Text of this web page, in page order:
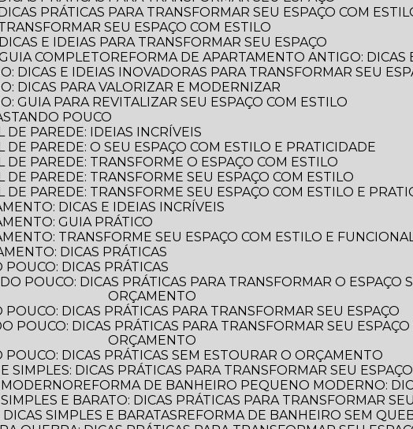
PRÁTICAS PARA TRANSFORMAR SEU ESPAÇO COM
SEU ESPAÇO COM ESTILO
E IDEIAS PARA TRANSFORMAR SEU ESPAÇO
COMPLETO
REFORMA DE APARTAMENTO ANTIGO: DICAS
DICAS E IDEIAS INOVADORAS PARA TRANSFORMAR SEU
DICAS PARA VALORIZAR E MODERNIZAR
GUIA PARA REVITALIZAR SEU ESPAÇO COM ESTILO
POUCO
DE PAREDE: IDEIAS INCRÍVEIS
DE PAREDE: O SEU ESPAÇO COM ESTILO E PRATICIDADE
DE PAREDE: TRANSFORME O ESPAÇO COM ESTILO
DE PAREDE: TRANSFORME SEU ESPAÇO COM ESTILO
DE PAREDE: TRANSFORME SEU ESPAÇO COM ESTILO E
DICAS E IDEIAS INCRÍVEIS
GUIA PRÁTICO
TRANSFORME SEU ESPAÇO COM ESTILO E
DICAS PRÁTICAS
POUCO: DICAS PRÁTICAS
ORÇAMENTO
DICAS PRÁTICAS PARA TRANSFORMAR SEU ESPAÇO
ORÇAMENTO
POUCO: DICAS PRÁTICAS SEM ESTOURAR O ORÇAMENTO
SIMPLES: DICAS PRÁTICAS PARA TRANSFORMAR SEU ESPAÇO
MODERNO
REFORMA DE BANHEIRO PEQUENO MODERNO:
E BARATO: DICAS PRÁTICAS PARA TRANSFORMAR
SIMPLES E BARATAS
REFORMA DE BANHEIRO SEM